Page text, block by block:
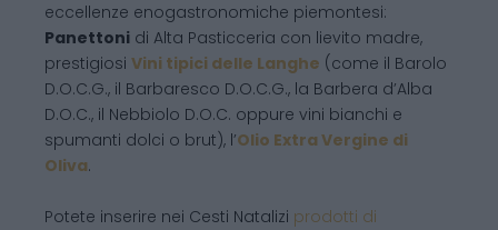
eccellenze enogastronomiche piemontesi:
Panettoni di Alta Pasticceria con lievito madre,
prestigiosi Vini tipici delle Langhe (come il Barolo
D.O.C.G., il Barbaresco D.O.C.G., la Barbera d’Alba
D.O.C., il Nebbiolo D.O.C. oppure vini bianchi e
spumanti dolci o brut), l’Olio Extra Vergine di
Oliva.
Potete inserire nei Cesti Natalizi prodotti di